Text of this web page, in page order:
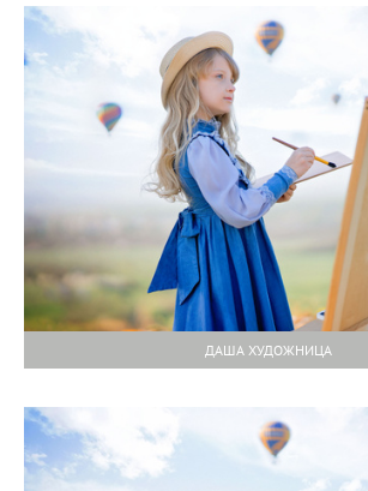
ДАША ХУДОЖНИЦА